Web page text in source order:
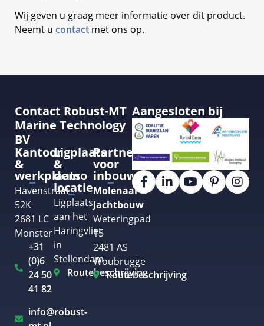
Wij geven u graag meer informatie over dit product.
Neemt u contact met ons op.
Contact Robust-MT
Marine Technology
BV
Kantoor
&
werkplaats
Havenstraat
52K
2681 LC
Monster
+31
(0)6
24 50
41 82
info@robust-
Ligplaats
&
demo
locatie
Ligplaats
aan het
Haringvliet
in
Stellendam
Routebeschrijving
Partner
voor
inbouw
Molenaar
Jachtbouw
Weteringpad
15
2481 AS
Woubrugge
Routebeschrijving
Aangesloten bij